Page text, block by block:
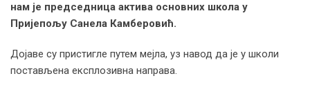
нам је председница актива основних школа у
Пријепољу Санела Камберовић.
Дојаве су пристигле путем мејла, уз навод да је у школи
постављена експлозивна направа.